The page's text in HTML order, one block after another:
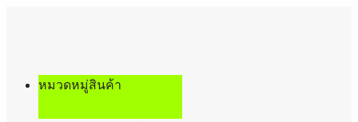
เนื้อหา
หมวดหมู่สินค้า